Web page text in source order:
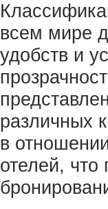
всем мире
удобств и
различных
в
отелей,